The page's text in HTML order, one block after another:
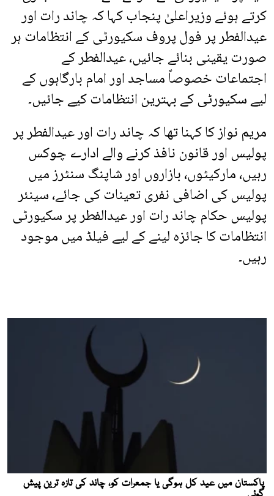
کرتے ہوئے وزیراعلیٰ پنجاب کہا کہ چاند رات اور
عیدالفطر پر فول پروف سکیورٹی کے انتظامات ہر
صورت یقینی بنائے جائیں، عیدالفطر کے
اجتماعات خصوصاً مساجد اور امام بارگاہوں کے
لیے سکیورٹی کے بہترین انتظامات کیے جائیں۔
مریم نواز کا کہنا تھا کہ چاند رات اور عیدالفطر پر
پولیس اور قانون نافذ کرنے والے ادارے چوکس
رہیں، مارکیٹوں، بازاروں اور شاپنگ سنٹرز میں
پولیس کی اضافی نفری تعینات کی جائے، سینئر
پولیس حکام چاند رات اور عیدالفطر پر سکیورٹی
انتظامات کا جائزہ لینے کے لیے فیلڈ میں موجود
رہیں۔